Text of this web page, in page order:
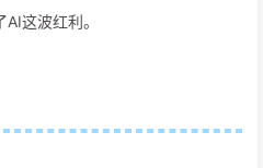
这波红利。